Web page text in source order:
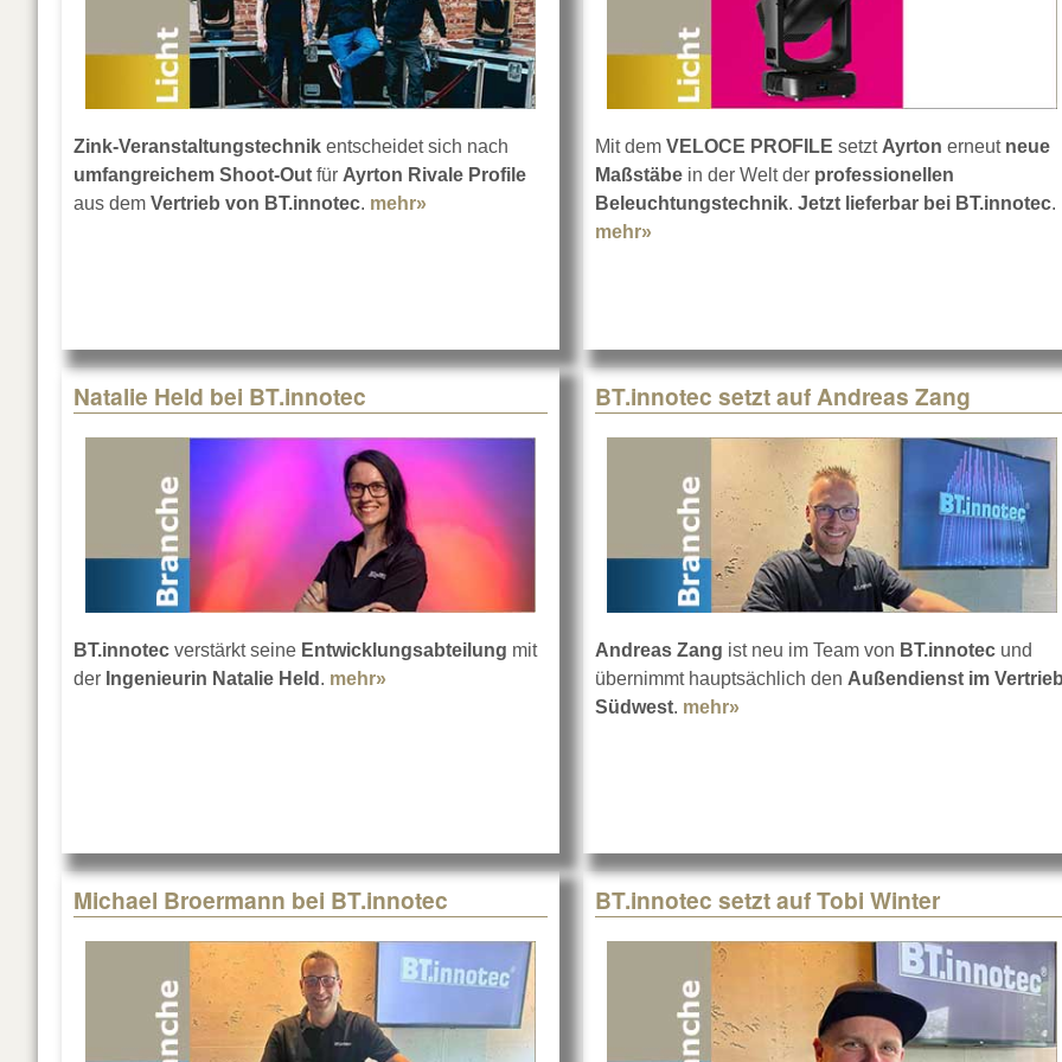
Zink-Veranstaltungstechnik entscheidet sich nach
umfangreichem Shoot-Out für Ayrton Rivale Profile
aus dem Vertrieb von BT.innotec. mehr» about Ayrton Rivale Profile bei Zink
Mit dem VELOCE PROFILE setzt Ayrton erneutneue
Maßstäbe in der Welt der professionellen
Beleuchtungstechnik. Jetzt lieferbar bei BT.innotec.
mehr»
Natalie Held bei BT.innotec
BT.innotec verstärkt seine Entwicklungsabteilung mit
der Ingenieurin Natalie Held . mehr» about Natalie Held bei BT.innotec
BT.innotec setzt auf Andreas Zang
Andreas Zang ist neu im Team von BT.innotec und
übernimmt hauptsächlich den Außendienst im
Südwest. mehr»
Michael Broermann bei BT.innotec BT.innotec setzt auf Tobi Winter